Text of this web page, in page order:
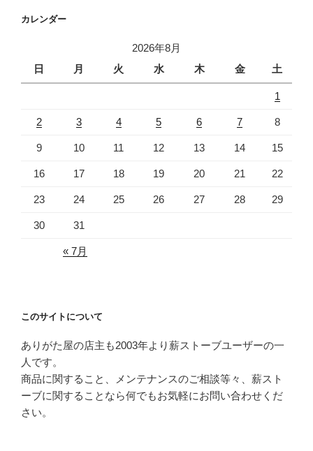
カレンダー
2026年8月
日
月 火 水 木 金 土
1
2 3 4 5 6 7 8
9 10 11 12 13 14 15
16 17 18 19 20 21 22
23 24 25 26 27 28 29
30 31
« 7月
このサイトについて
ありがた屋の店主も2003年より薪ストーブユーザーの一
人です。
商品に関すること、メンテナンスのご相談等々、薪スト
ーブに関することなら何でもお気軽にお問い合わせくだ
さい。